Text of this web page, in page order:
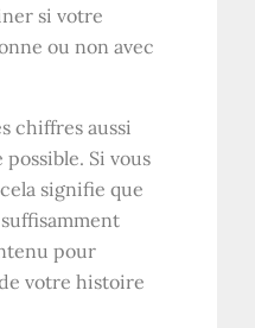
si votre
ou non avec
chiffres aussi
Si vous
signifie que
pour
votre histoire